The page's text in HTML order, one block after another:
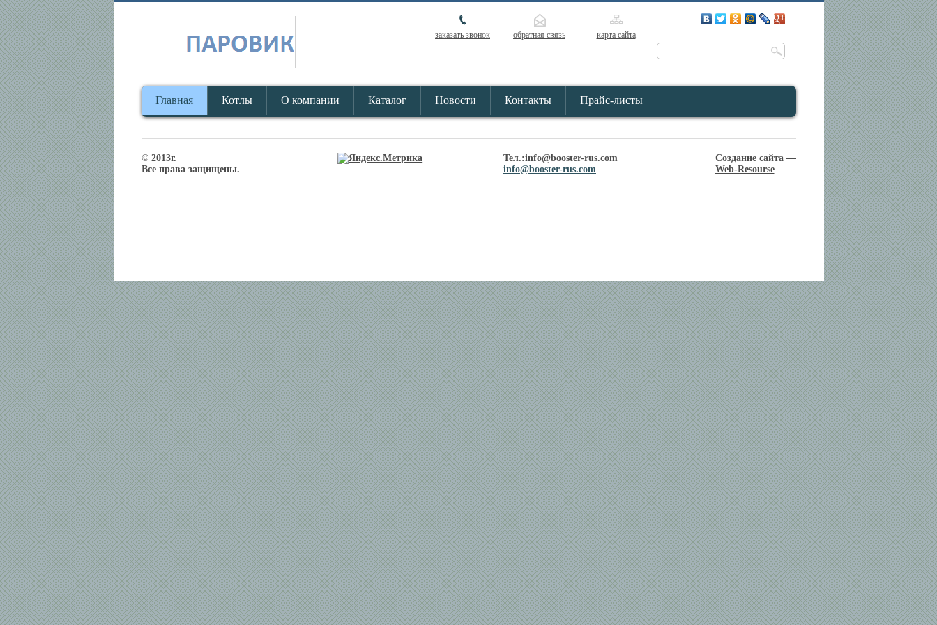
заказать звонок обратная связь карта сайта
Главная Котлы О компании Каталог Новости Контакты Прайс-листы
© 2013г.
Все права защищены.
Тел.:info@booster-rus.com
info@booster-rus.com
Создание сайта —
Web-Resourse